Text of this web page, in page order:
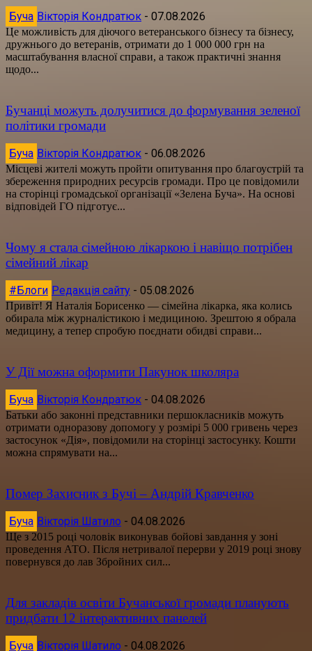
Буча Вікторія Кондратюк - 07.08.2026
Це можливість для діючого ветеранського бізнесу та бізнесу,
дружнього до ветеранів, отримати до 1 000 000 грн на
масштабування власної справи, а також практичні знання
щодо...
Бучанці можуть долучитися до формування зеленої
політики громади
Буча Вікторія Кондратюк - 06.08.2026
Місцеві жителі можуть пройти опитування про благоустрій та
збереження природних ресурсів громади. Про це повідомили
на сторінці громадської організації «Зелена Буча». На основі
відповідей ГО підготує...
Чому я стала сімейною лікаркою і навіщо потрібен
сімейний лікар
#Блоги Редакція сайту - 05.08.2026
Привіт! Я Наталія Борисенко — сімейна лікарка, яка колись
обирала між журналістикою і медициною. Зрештою я обрала
медицину, а тепер спробую поєднати обидві справи...
У Дії можна оформити Пакунок школяра
Буча Вікторія Кондратюк - 04.08.2026
Батьки або законні представники першокласників можуть
отримати одноразову допомогу у розмірі 5 000 гривень через
застосунок «Дія», повідомили на сторінці застосунку. Кошти
можна спрямувати на...
Помер Захисник з Бучі – Андрій Кравченко
Буча Вікторія Шатило - 04.08.2026
Ще з 2015 році чоловік виконував бойові завдання у зоні
проведення АТО. Після нетривалої перерви у 2019 році знову
повернувся до лав Збройних сил...
Для закладів освіти Бучанської громади планують
придбати 12 інтерактивних панелей
Буча Вікторія Шатило - 04.08.2026